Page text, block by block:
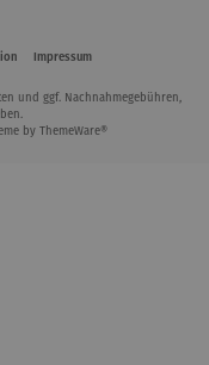
Impressum
und ggf. Nachnahmegebühren,
by ThemeWare®